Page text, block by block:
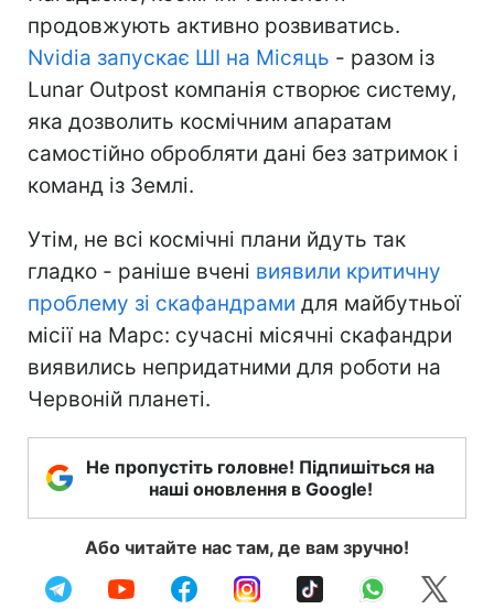
продовжують активно розвиватись.
Nvidia запускає ШІ на Місяць - разом із
Lunar Outpost компанія створює систему,
яка дозволить космічним апаратам
самостійно обробляти дані без затримок і
команд із Землі.
Утім, не всі космічні плани йдуть так
гладко - раніше вчені виявили критичну
проблему зі скафандрами для майбутньої
місії на Марс: сучасні місячні скафандри
виявились непридатними для роботи на
Червоній планеті.
Не пропустіть головне! Підпишіться на
наші оновлення в Google!
Або читайте нас там, де вам зручно!